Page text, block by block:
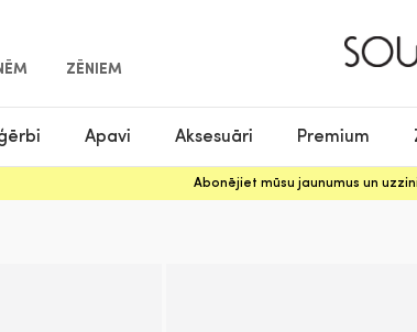
ZĒNIEM
Apavi Aksesuāri Premium
Abonējiet mūsu jaunumus un